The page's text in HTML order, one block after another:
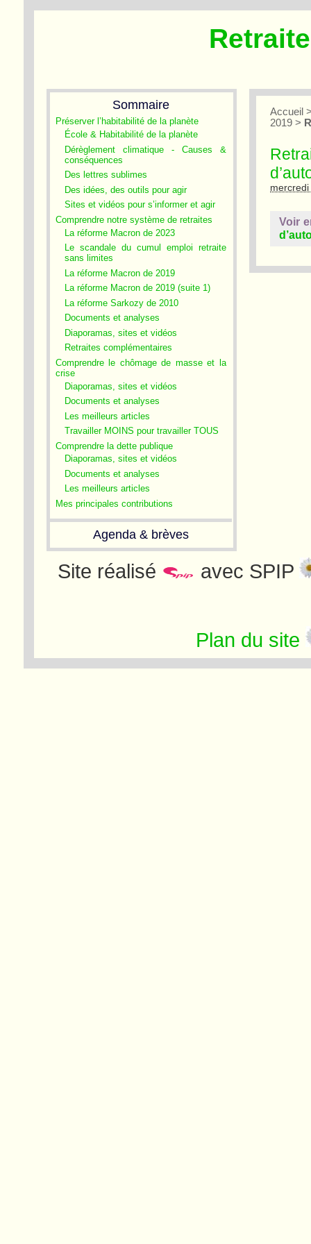
Sommaire
Préserver l’habitabilité de la planète
École & Habitabilité de la planète
Dérèglement climatique - Causes &
conséquences
Des lettres sublimes
Des idées, des outils pour agir
Sites et vidéos pour s’informer et agir
Comprendre notre système de retraites
La réforme Macron de 2023
Le scandale du cumul emploi retraite
sans limites
La réforme Macron de 2019
La réforme Macron de 2019 (suite 1)
La réforme Sarkozy de 2010
Documents et analyses
Diaporamas, sites et vidéos
Retraites complémentaires
Comprendre le chômage de masse et la
crise
Diaporamas, sites et vidéos
Documents et analyses
Les meilleurs articles
Travailler MOINS pour travailler TOUS
Comprendre la dette publique
Diaporamas, sites et vidéos
Documents et analyses
Les meilleurs articles
Mes principales contributions
Agenda & brèves
Accueil
2019 >
Voir
Site réalisé avec SPIP
Plan du site